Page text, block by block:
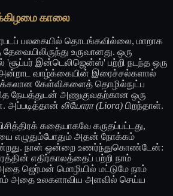
காலை
பலகையில் தொடங்கவில்லை, மாறாக
உருவானது. ஒரு
'சூப்பர் இன்டெலிஜென்ஸ்' பற்றி நடந்த ஒரு
அன்றாட வாழ்க்கையின் இரைச்சல்களால்
கேள்விகளைத் தொழில்நுட்ப
நேயத்துடன் அணுகுவதற்கான ஒரு
அப்படித்தான் லியோரா (Liora) பிறந்தாள்.
கதையாகவே கருதப்பட்டது,
எழுதும்போதும் அதன் நோக்கம்
நான் ஒன்றை உணர்ந்துகொண்டேன்:
எதிர்காலத்தைப் பற்றி நாம்
ஜெர்மன் மொழியில் மட்டுமே நாம்
நாம் அதை உலகளாவிய அளவில் செய்ய